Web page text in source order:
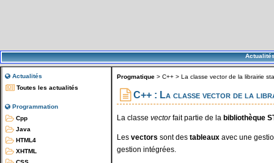
Actualités
Toutes les actualités
Programmation
Cpp
Java
HTML4
XHTML
Progmatique > C++ > La classe vector de la librairie
C++ : La classe vector de la
La classe vectorfait partie de la bibliothèque
Les vectors sont des tableaux avec une
gestion intégrées.